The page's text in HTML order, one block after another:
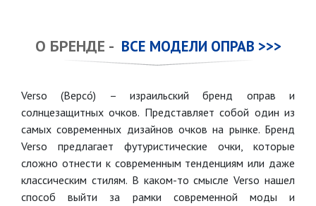
О БРЕНДЕ - ВСЕ МОДЕЛИ ОПРАВ >>>
Verso (Версо́) – израильский бренд оправ и
солнцезащитных очков. Представляет собой один из
самых современных дизайнов очков на рынке. Бренд
Verso предлагает футуристические очки, которые
сложно отнести к современным тенденциям или даже
классическим стилям. В каком-то смысле Verso нашел
способ выйти за рамки современной моды и